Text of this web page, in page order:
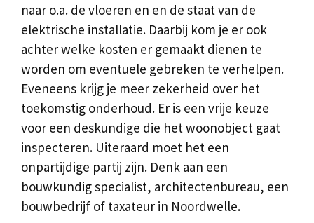
naar o.a. de vloeren en en de staat van de
elektrische installatie. Daarbij kom je er ook
achter welke kosten er gemaakt dienen te
worden om eventuele gebreken te verhelpen.
Eveneens krijg je meer zekerheid over het
toekomstig onderhoud. Er is een vrije keuze
voor een deskundige die het woonobject gaat
inspecteren. Uiteraard moet het een
onpartijdige partij zijn. Denk aan een
bouwkundig specialist, architectenbureau, een
bouwbedrijf of taxateur in Noordwelle.